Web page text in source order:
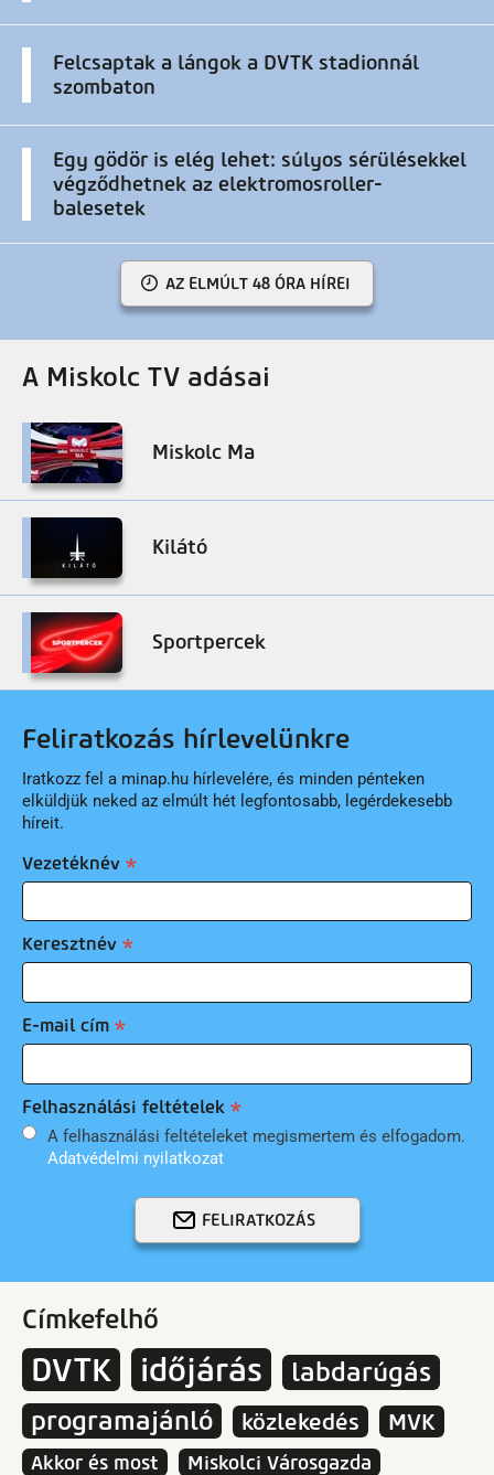
Felcsaptak a lángok a DVTK stadionnál
szombaton
Egy gödör is elég lehet: súlyos sérülésekkel
végződhetnek az elektromosroller-
balesetek
AZ ELMÚLT 48 ÓRA HÍREI
A Miskolc TV adásai
Miskolc Ma
Kilátó
Sportpercek
Feliratkozás hírlevelünkre
Iratkozz fel a minap.hu hírlevelére, és minden pénteken
elküldjük neked az elmúlt hét legfontosabb, legérdekesebb
híreit.
Vezetéknév
Keresztnév
E-mail cím
Felhasználási feltételek
A felhasználási feltételeket megismertem és elfogadom.
Adatvédelmi nyilatkozat
FELIRATKOZÁS
Címkefelhő
DVTK időjárás
labdarúgás
programajánló
közlekedés MVK
Akkor és most
Miskolci Városgazda